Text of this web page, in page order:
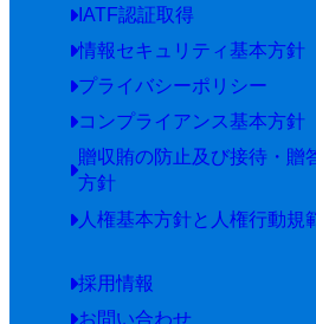
IATF認証取得
情報セキュリティ基本方針
プライバシーポリシー
コンプライアンス基本方針
贈収賄の防止及び接待・贈
方針
人権基本方針と人権行動規
採用情報
お問い合わせ